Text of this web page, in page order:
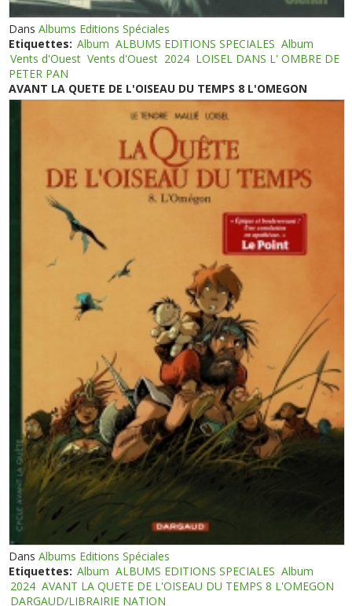
DansAlbums Editions Spéciales
Etiquettes: Album ALBUMS EDITIONS SPECIALES Album
Vents d'Ouest Vents d'Ouest 2024 LOISEL DANS L' OMBRE DE
PETER PAN
AVANT LA QUETE DE L'OISEAU DU TEMPS 8 L'OMEGON
DansAlbums Editions Spéciales
Etiquettes: Album ALBUMS EDITIONS SPECIALES Album
2024 AVANT LA QUETE DE L'OISEAU DU TEMPS 8 L'OMEGON
DARGAUD/LIBRAIRIE NATION